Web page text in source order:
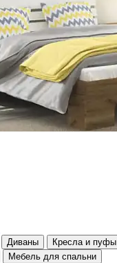
Диваны
Кресла и пуфы
Мебель для спальни